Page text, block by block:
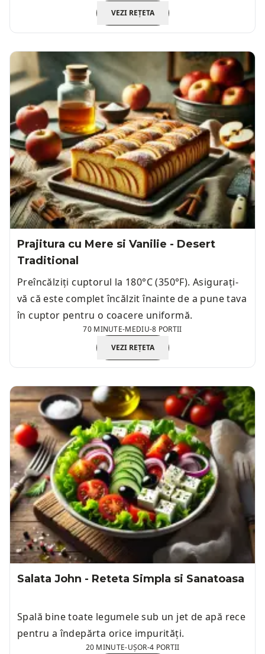
VEZI REȚETA
Prajitura cu Mere si Vanilie - Desert
Traditional
Preîncălziți cuptorul la 180°C (350°F). Asigurați-
vă că este complet încălzit înainte de a pune tava
în cuptor pentru o coacere uniformă.
70 MINUTE-MEDIU-8 PORTII
VEZI REȚETA
Salata John - Reteta Simpla si Sanatoasa
Spală bine toate legumele sub un jet de apă rece
pentru a îndepărta orice impurități.
20 MINUTE-UȘOR-4 PORTII